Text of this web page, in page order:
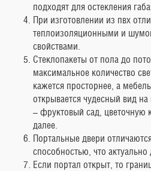
подходят для остекления
При изготовлении из пвх
теплоизоляционными и
свойствами.
Стеклопакеты от пола до
максимальное количество
кажется просторнее, а
открывается чудесный вид
– фруктовый сад, цветочную
далее.
Портальные двери
способностью, что
Если портал открыт, то